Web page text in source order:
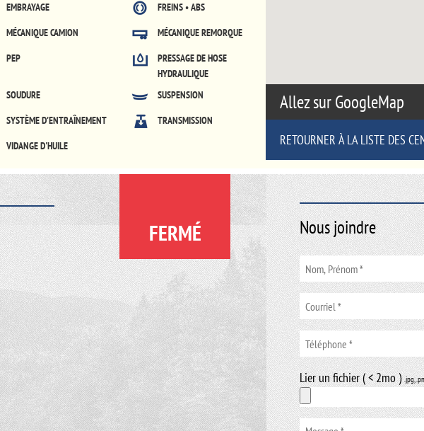
EMBRAYAGE
FREINS • ABS
MÉCANIQUE CAMION
MÉCANIQUE REMORQUE
PEP
PRESSAGE DE HOSE
HYDRAULIQUE
SOUDURE
SUSPENSION
SYSTÈME D'ENTRAÎNEMENT
TRANSMISSION
VIDANGE D'HUILE
Allez sur GoogleMap
RETOURNER À LA LISTE DES
FERMÉ Nous joindre
Lier un fichier ( < 2mo ).jpg,